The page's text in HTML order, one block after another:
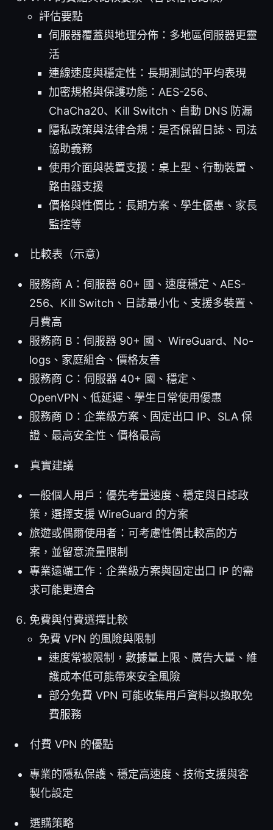
評估要點
伺服器覆蓋與地理分佈：多地區伺服器更靈
活
連線速度與穩定性：長期測試的平均表現
加密規格與保護功能：AES-256、
ChaCha20、Kill Switch、自動 DNS 防漏
隱私政策與法律合規：是否保留日誌、司法
協助義務
使用介面與裝置支援：桌上型、行動裝置、
路由器支援
價格與性價比：長期方案、學生優惠、家長
監控等
比較表（示意）
服務商 A：伺服器 60+ 國、速度穩定、AES-
256、Kill Switch、日誌最小化、支援多裝置、
月費高
服務商 B：伺服器 90+ 國、 WireGuard、No-
logs、家庭組合、價格友善
服務商 C：伺服器 40+ 國、穩定、
OpenVPN、低延遲、學生日常使用優惠
服務商 D：企業級方案、固定出口 IP、SLA 保
證、最高安全性、價格最高
真實建議
一般個人用戶：優先考量速度、穩定與日誌政
策，選擇支援 WireGuard 的方案
旅遊或偶爾使用者：可考慮性價比較高的方
案，並留意流量限制
專業遠端工作：企業級方案與固定出口 IP 的需
求可能更適合
免費與付費選擇比較
免費 VPN 的風險與限制
速度常被限制，數據量上限、廣告大量、維
護成本低可能帶來安全風險
部分免費 VPN 可能收集用戶資料以換取免
費服務
付費 VPN 的優點
專業的隱私保護、穩定高速度、技術支援與客
製化設定
選購策略